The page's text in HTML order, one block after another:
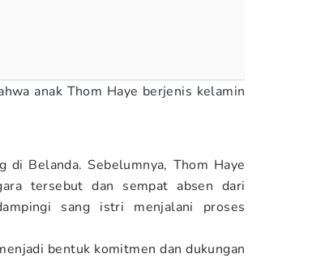
anak Thom Haye berjenis kelamin
di Belanda. Sebelumnya, Thom Haye
tersebut dan sempat absen dari
sang istri menjalani proses
bentuk komitmen dan dukungan